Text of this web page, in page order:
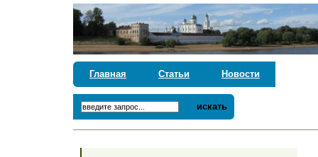
Главная Статьи Новости
искать